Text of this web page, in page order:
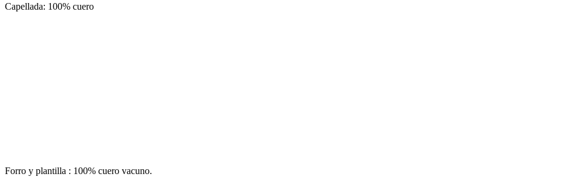
Capellada: 100% cuero
Forro y plantilla : 100% cuero vacuno.